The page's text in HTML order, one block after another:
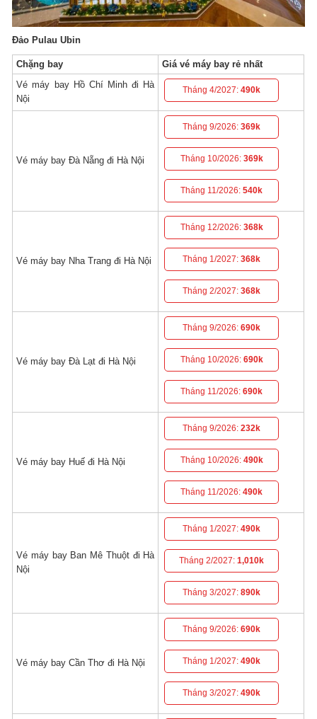
Đảo Pulau Ubin
Chặng bay
Giá vé máy bay rẻ nhất
Vé máy bay Hồ Chí Minh đi Hà
Nội
Tháng 4/2027:490k
Vé máy bay Đà Nẵng đi Hà Nội
Tháng 9/2026:369k
Tháng 10/2026: 369k
Tháng 11/2026:540k
Vé máy bay Nha Trang đi Hà Nội
Tháng 12/2026: 368k
Tháng 1/2027:368k
Tháng 2/2027:368k
Vé máy bay Đà Lạt đi Hà Nội
Tháng 9/2026:690k
Tháng 10/2026: 690k
Tháng 11/2026:690k
Vé máy bay Huế đi Hà Nội
Tháng 9/2026:232k
Tháng 10/2026: 490k
Tháng 11/2026:490k
Vé máy bay Ban Mê Thuột đi Hà
Nội
Tháng 1/2027:490k
Tháng 2/2027:1,010k
Tháng 3/2027:890k
Vé máy bay Cần Thơ đi Hà Nội
Tháng 9/2026:690k
Tháng 1/2027:490k
Tháng 3/2027:490k